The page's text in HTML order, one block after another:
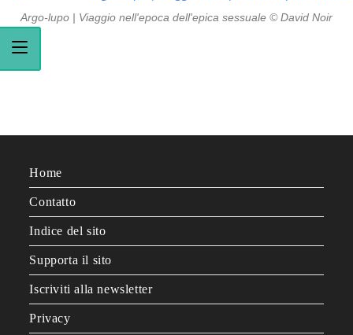
Argo-lupo | Viaggio nell'epoca dell'epica sessuale © David Noir
Home
Contatto
Indice del sito
Supporta il sito
Iscriviti alla newsletter
Privacy